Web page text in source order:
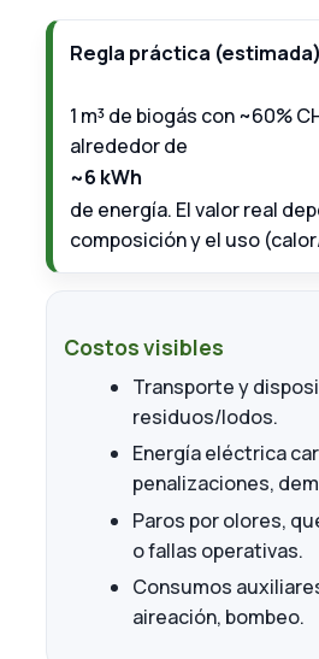
Regla práctica (estimada)
1 m³ de biogás con ~60%
alrededor de
~6 kWh
de energía. El valor real
composición y el uso
Costos visibles
Transporte y
residuos/lodos.
Energía eléctrica
penalizaciones,
Paros por olores,
o fallas operativas.
Consumos
aireación, bombeo.